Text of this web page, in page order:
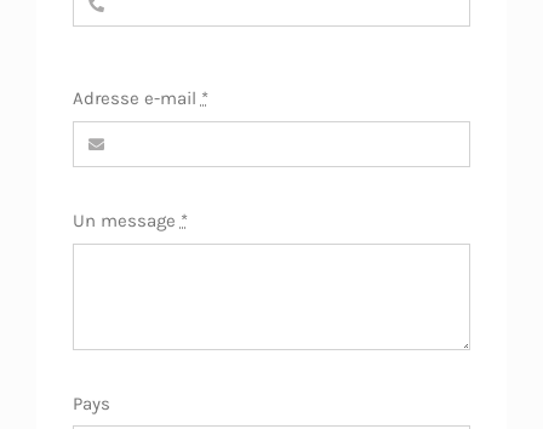
Adresse e-mail *
Un message *
Pays